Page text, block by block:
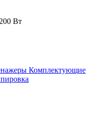
Вт
Комплектующие